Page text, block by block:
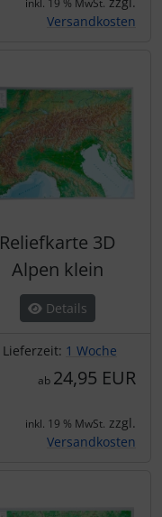
Versandkosten
Reliefkarte 3D
Alpen klein
Details
Lieferzeit: 1 Woche
ab 24,95 EUR
inkl. 19 % MwSt. zzgl.
Versandkosten